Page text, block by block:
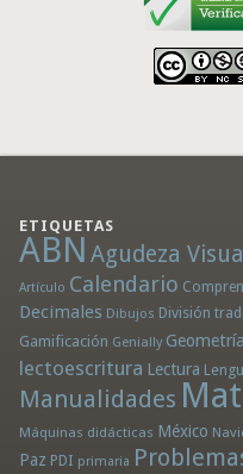
ETIQUETAS
ABN Agudeza Visual
Artículo Calendario
Decimales Dibujos División
Gamificación Genially Geometría
lectoescritura Lectura
Manualidades
Máquinas didácticas México
Paz PDI primaria